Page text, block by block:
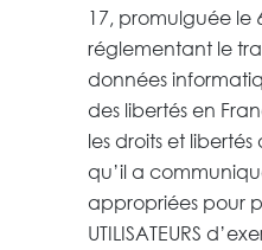
17, promulguée le
réglementant le
données
des libertés en
les droits et libertés
qu’il a
appropriées pour
UTILISATEURS